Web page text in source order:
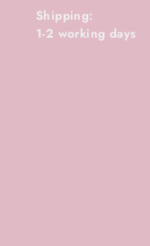
Shipping:
1-2 working days